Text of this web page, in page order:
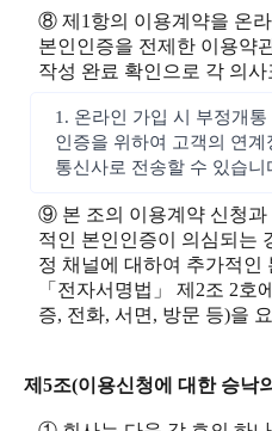
⑧ 제1항의 이용계약을 온
본인인증을 전제한 이용약
작성 완료 확인으로 각 의
1. 온라인 가입 시 부정개통
인증을 위하여 고객의 연
통신사로 전송할 수 있습니
⑨ 본 조의 이용계약 신청과
적인 본인인증이 의심되는
정 채널에 대하여 추가적인
「전자서명법」 제2조 2호
증, 전화, 서면, 방문 등)을
제5조(이용신청에 대한 승낙